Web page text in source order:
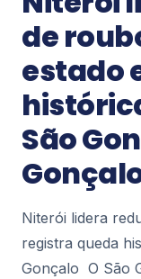
Notícias
Mais de 40 mil
vendidos para
Vitória,
no Maracanã.
rubro-negra é
presentes no
instagram.com
duelo entre
este domingo (9),
0
de
estado
São
Niterói lidera
registra queda
Gonçalo O São